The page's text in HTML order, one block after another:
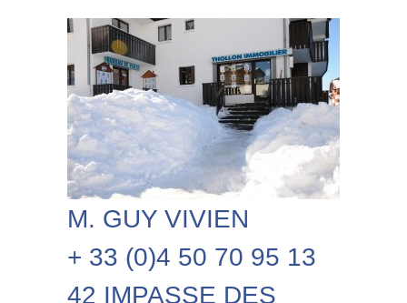
M. GUY VIVIEN
+ 33 (0)4 50 70 95 13
42 IMPASSE DES